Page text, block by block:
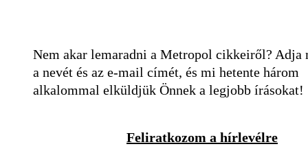
Nem akar lemaradni a Metropol cikkeiről? Adja
a nevét és az e-mail címét, és mi hetente három
alkalommal elküldjük Önnek a legjobb írásokat!
Feliratkozom a hírlevélre